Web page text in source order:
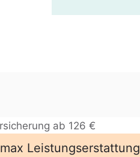
max Leistungserstattung